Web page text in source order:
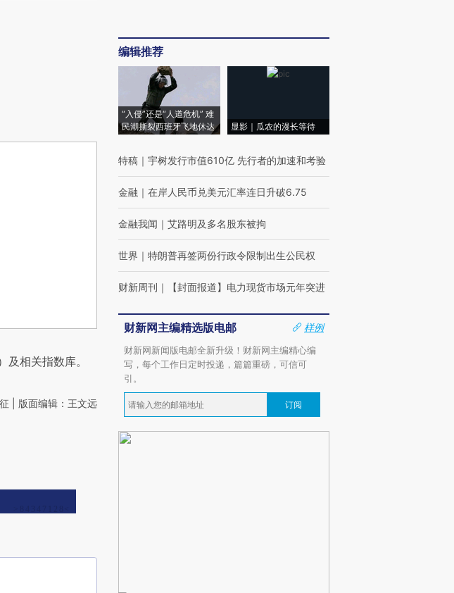
及相关指数库。
| 版面编辑：王文远
编辑推荐
“入侵”还是“人道危机” 难
民潮撕裂西班牙飞地休达
显影｜瓜农的漫长等待
特稿 ｜ 宇树发行市值610亿 先行者的加速和考验
金融 ｜ 在岸人民币兑美元汇率连日升破6.75
金融我闻 ｜ 艾路明及多名股东被拘
世界 ｜ 特朗普再签两份行政令限制出生公民权
财新周刊 ｜ 【封面报道】电力现货市场元年突进
财新网主编精选版电邮
样例
财新网新闻版电邮全新升级！财新网主编精心编
写，每个工作日定时投递，篇篇重磅，可信可
引。
订阅